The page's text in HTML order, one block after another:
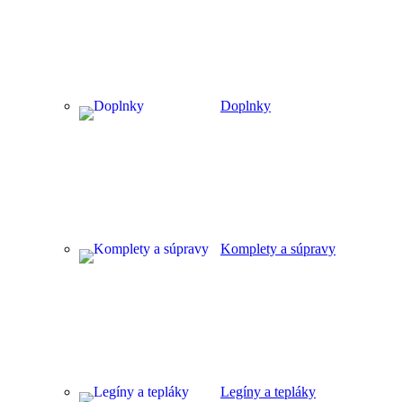
Doplnky
Komplety a súpravy
Legíny a tepláky